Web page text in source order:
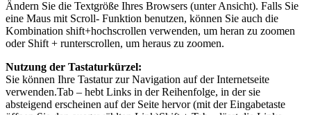
Ändern Sie die Textgröße Ihres Browsers (unter Ansicht). Falls Sie
eine Maus mit Scroll- Funktion benutzen, können Sie auch die
Kombination shift+hochscrollen verwenden, um heran zu zoomen
oder Shift + runterscrollen, um heraus zu zoomen.
Nutzung der Tastaturkürzel:
Sie können Ihre Tastatur zur Navigation auf der Internetseite
verwenden.Tab – hebt Links in der Reihenfolge, in der sie
absteigend erscheinen auf der Seite hervor (mit der Eingabetaste